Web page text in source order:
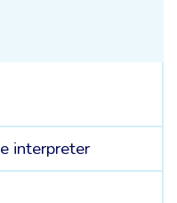
interpreter